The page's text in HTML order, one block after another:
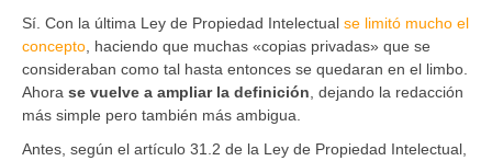
Sí. Con la última Ley de Propiedad Intelectual se limitó mucho el
concepto , haciendo que muchas «copias privadas» que se
consideraban como tal hasta entonces se quedaran en el limbo.
Ahora se vuelve a ampliar la definición , dejando la redacción
más simple pero también más ambigua.
Antes, según el artículo 31.2 de la Ley de Propiedad Intelectual,